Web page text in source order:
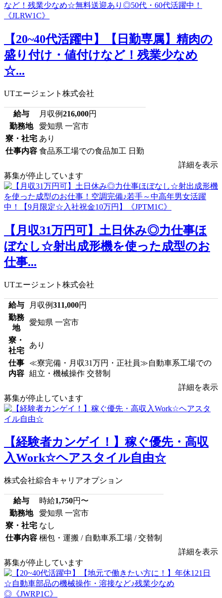
【20~40代活躍中】【日勤専属】精肉の
盛り付け・値付けなど！残業少なめ
☆...
UTエージェント株式会社
給与 月収例216,000円
勤務地
愛知県 一宮市
寮・社宅 あり
仕事内容 食品系工場での食品加工 日勤
詳細を表示
募集が停止しています
【月収31万円可】土日休み◎力仕事ほ
ぼなし☆射出成形機を使った成型のお
仕事...
UTエージェント株式会社
給与 月収例311,000円
勤務
地
愛知県 一宮市
寮・
社宅
あり
仕事
内容
≪寮完備・月収31万円・正社員≫自動車系工場での
組立・機械操作 交替制
詳細を表示
募集が停止しています
【経験者カンゲイ！】稼ぐ優先・高収
入Work☆ヘアスタイル自由☆
株式会社綜合キャリアオプション
給与 時給1,750円〜
勤務地
愛知県 一宮市
寮・社宅 なし
仕事内容 梱包・運搬 / 自動車系工場 / 交替制
詳細を表示
募集が停止しています